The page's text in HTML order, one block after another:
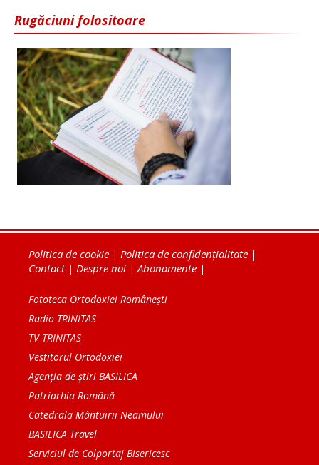
Rugăciuni folositoare
Politica de cookie | Politica de confidențialitate |
Contact| Despre noi |Abonamente |
Fototeca Ortodoxiei Românești
Radio TRINITAS
TV TRINITAS
Vestitorul Ortodoxiei
Agenţia de ştiri BASILICA
Patriarhia Română
Catedrala Mântuirii Neamului
BASILICA Travel
Serviciul de Colportaj Bisericesc